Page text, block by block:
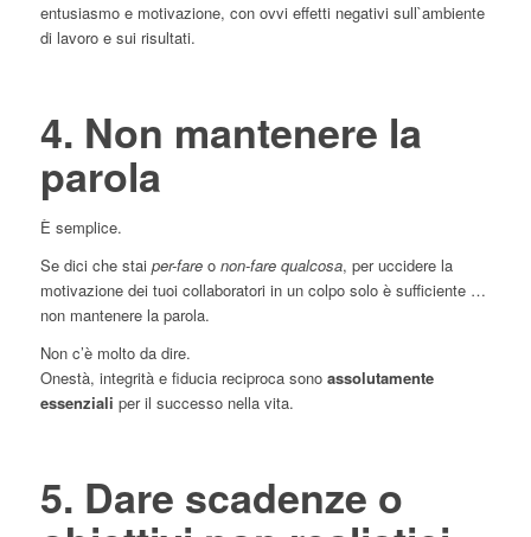
entusiasmo e motivazione, con ovvi effetti negativi sull`ambiente
di lavoro e sui risultati.
4. Non mantenere la
parola
È semplice.
Se dici che stai per-fareo non-fare qualcosa, per uccidere la
motivazione dei tuoi collaboratori in un colpo solo è sufficiente …
non mantenere la parola.
Non c’è molto da dire.
Onestà, integrità e fiducia reciproca sono assolutamente
essenziali per il successo nella vita.
5. Dare scadenze o